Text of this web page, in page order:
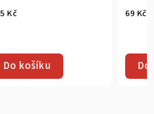
Kč
Do košíku
69 Kč